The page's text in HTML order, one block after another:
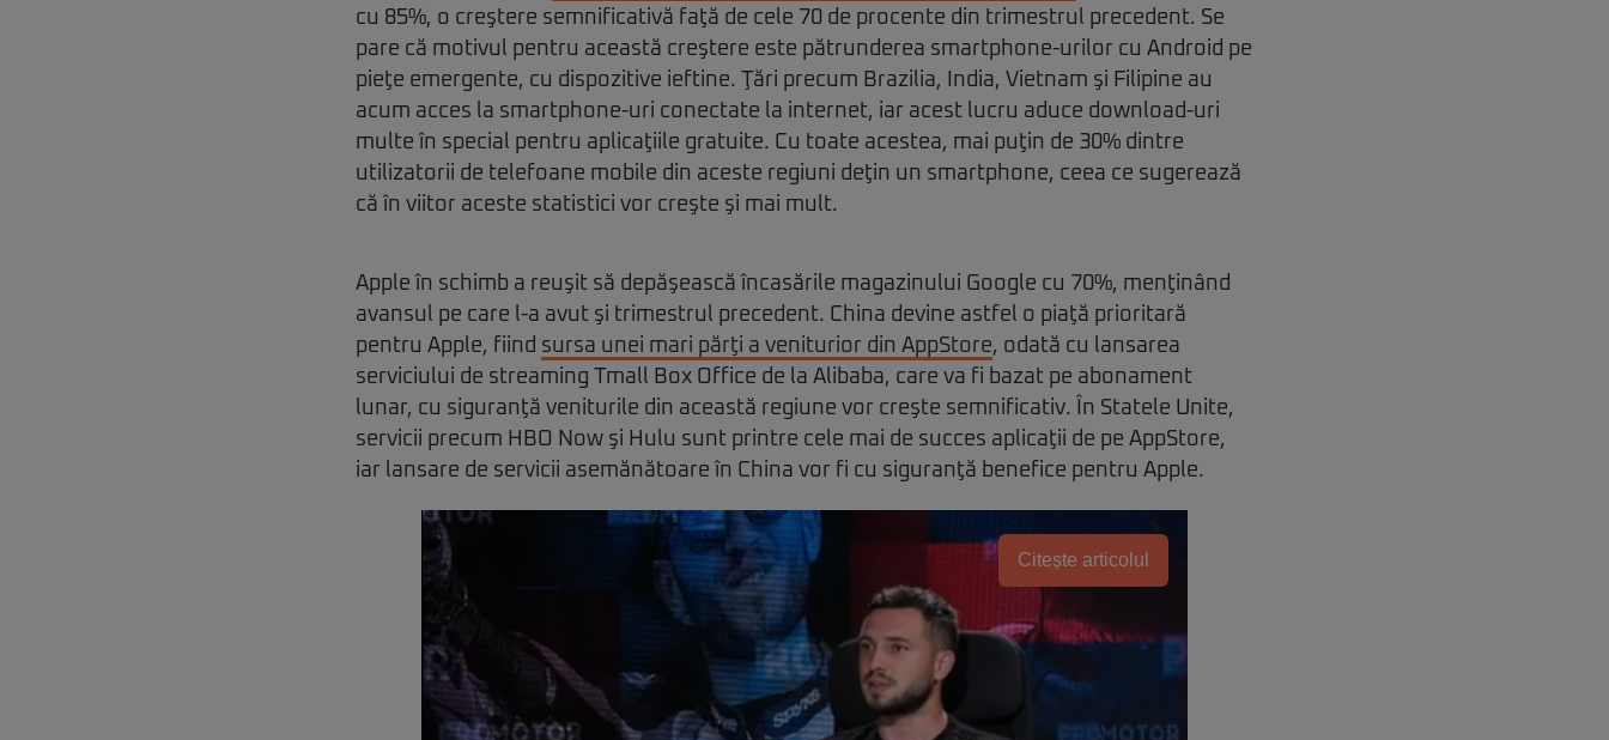
cu 85%, o creştere semnificativă faţă de cele 70 de procente din trimestrul precedent. Se
pare că motivul pentru această creştere este pătrunderea smartphone-urilor cu Android pe
pieţe emergente, cu dispozitive ieftine. Ţări precum Brazilia, India, Vietnam şi Filipine au
acum acces la smartphone-uri conectate la internet, iar acest lucru aduce download-uri
multe în special pentru aplicaţiile gratuite. Cu toate acestea, mai puţin de 30% dintre
utilizatorii de telefoane mobile din aceste regiuni deţin un smartphone, ceea ce sugerează
că în viitor aceste statistici vor creşte şi mai mult.
Apple în schimb a reuşit să depăşească încasările magazinului Google cu 70%, menţinând
avansul pe care l-a avut şi trimestrul precedent. China devine astfel o piaţă prioritară
pentru Apple, fiind sursa unei mari părţi a veniturior din AppStore, odată cu lansarea
serviciului de streaming Tmall Box Office de la Alibaba, care va fi bazat pe abonament
lunar, cu siguranţă veniturile din această regiune vor creşte semnificativ. În Statele Unite,
servicii precum HBO Now şi Hulu sunt printre cele mai de succes aplicaţii de pe AppStore,
iar lansare de servicii asemănătoare în China vor fi cu siguranţă benefice pentru Apple.
Citește articolul